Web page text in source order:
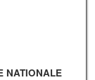
NATIONALE